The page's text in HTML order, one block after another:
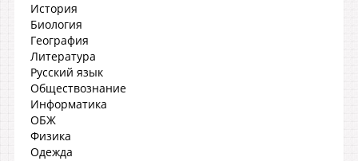
История
Биология
География
Литература
Русский язык
Обществознание
Информатика
ОБЖ
Физика
Одежда